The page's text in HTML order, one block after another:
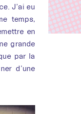
J’ai eu
temps,
en
grande
par la
d’une